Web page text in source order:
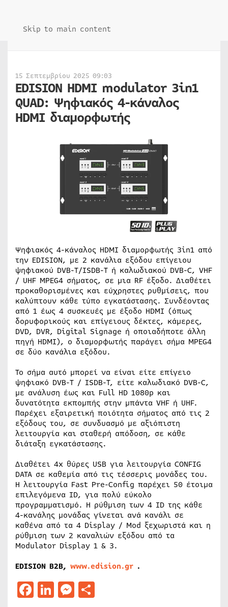
Skip to main content
15 Σεπτεμβρίου 2025 09:03
EDISION HDMI modulator 3in1
QUAD: Ψηφιακός 4-κάναλος
HDMI διαμορφωτής
Ψηφιακός 4-κάναλος HDMI διαμορφωτής 3in1 από
την EDISION, με 2 κανάλια εξόδου επίγειου
ψηφιακού DVB-T/ISDB-T ή καλωδιακού DVB-C, VHF
/ UHF MPEG4 σήματος, σε μια RF έξοδο. Διαθέτει
προκαθορισμένες και εύχρηστες ρυθμίσεις, που
καλύπτουν κάθε τύπο εγκατάστασης. Συνδέοντας
από 1 έως 4 συσκευές με έξοδο HDMI (όπως
δορυφορικούς και επίγειους δέκτες, κάμερες,
DVD, DVR, Digital Signage ή οποιαδήποτε άλλη
πηγή HDMI), ο διαμορφωτής παράγει σήμα MPEG4
σε δύο κανάλια εξόδου.
Το σήμα αυτό μπορεί να είναι είτε επίγειο
ψηφιακό DVB-T / ISDB-T, είτε καλωδιακό DVB-C,
με ανάλυση έως και Full HD 1080p και
δυνατότητα εκπομπής στην μπάντα VHF ή UHF.
Παρέχει εξαιρετική ποιότητα σήματος από τις 2
εξόδους του, σε συνδυασμό με αξιόπιστη
λειτουργία και σταθερή απόδοση, σε κάθε
διάταξη εγκατάστασης.
Διαθέτει 4x θύρες USB για λειτουργία CONFIG
DATA σε καθεμία από τις τέσσερις μονάδες του.
H λειτουργία Fast Pre-Config παρέχει 50 έτοιμα
επιλεγόμενα ID, για πολύ εύκολο
προγραμματισμό. Η ρύθμιση των 4 ID της κάθε
4-κανάλης μονάδας γίνεται ανά κανάλι σε
καθένα από τα 4 Display / Mod ξεχωριστά και η
ρύθμιση των 2 καναλιών εξόδου από τα
Modulator Display 1 & 3.
EDISION B2B, www.edision.gr .
Facebook
LinkedIn
Messenger